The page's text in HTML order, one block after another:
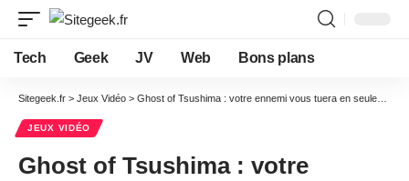
Tech Geek JV Web Bons plans
Sitegeek.fr > Jeux Vidéo > Ghost of Tsushima : votre ennemi vous tuera en seulement quelques coups
JEUX VIDÉO
Ghost of Tsushima : votre